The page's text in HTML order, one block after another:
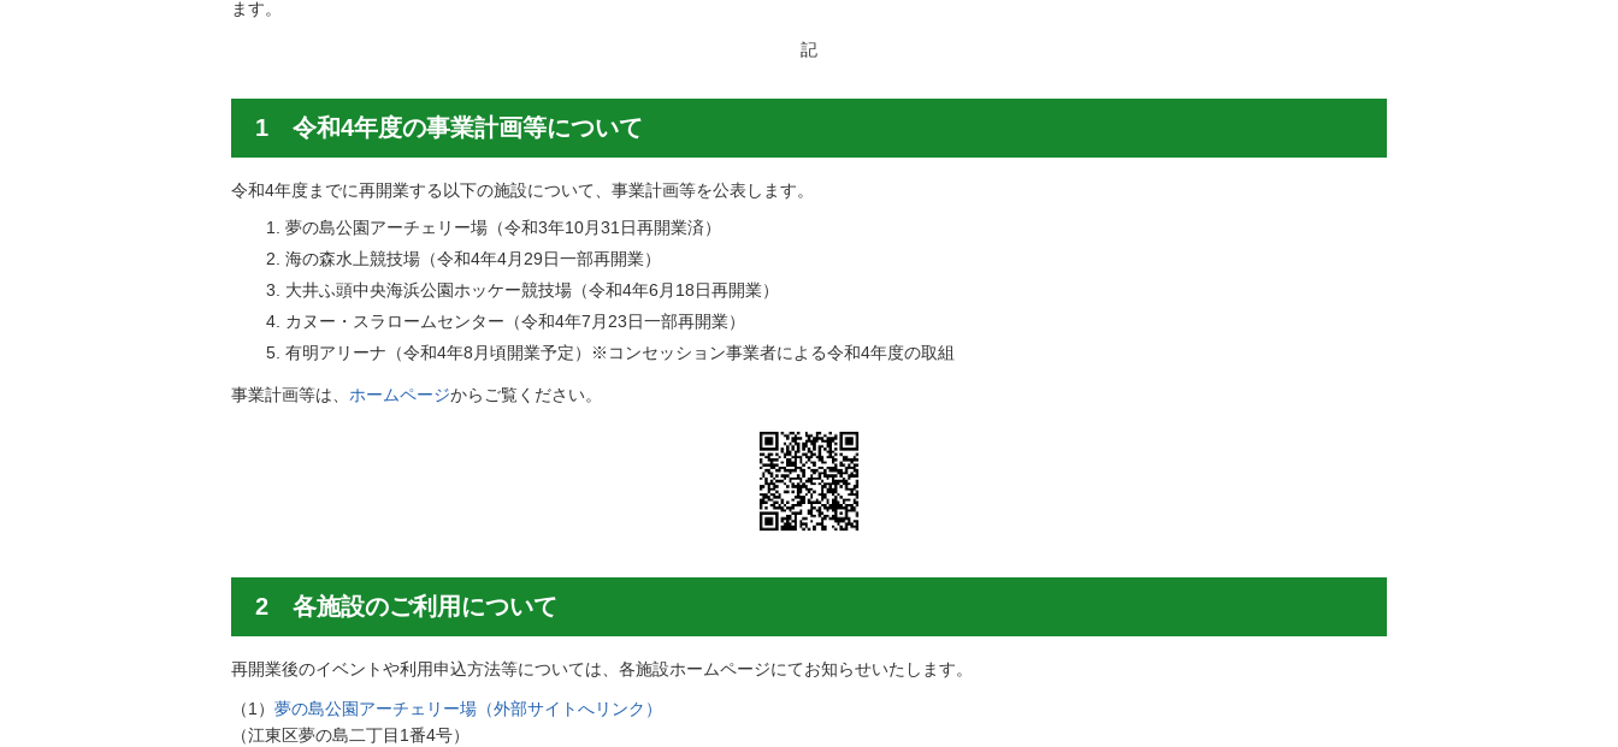
ます。
記
1 令和4年度の事業計画等について
令和4年度までに再開業する以下の施設について、事業計画等を公表します。
夢の島公園アーチェリー場（令和3年10月31日再開業済）
海の森水上競技場（令和4年4月29日一部再開業）
大井ふ頭中央海浜公園ホッケー競技場（令和4年6月18日再開業）
カヌー・スラロームセンター（令和4年7月23日一部再開業）
有明アリーナ（令和4年8月頃開業予定）※コンセッション事業者による令和4年度の取組
事業計画等は、 ホームページからご覧ください。
2 各施設のご利用について
再開業後のイベントや利用申込方法等については、各施設ホームページにてお知らせいたします。
（1） 夢の島公園アーチェリー場（外部サイトへリンク）
（江東区夢の島二丁目1番4号）